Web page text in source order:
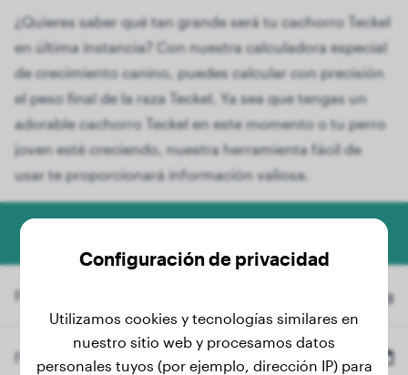
¿Quieres saber qué tan grande será tu cachorro Teckel
en última instancia? Con nuestra calculadora especial
de crecimiento canino, puedes calcular con precisión
el peso final de la raza Teckel. Ya sea que tengas un
adorable cachorro Teckel en este momento o tu perro
joven esté creciendo, nuestra herramienta fácil de
usar te proporcionará información valiosa.
Peso actual kg
Fecha de nacimiento
Configuración de privacidad
Utilizamos cookies y tecnologías similares en
nuestro sitio web y procesamos datos
personales tuyos (por ejemplo, dirección IP) para